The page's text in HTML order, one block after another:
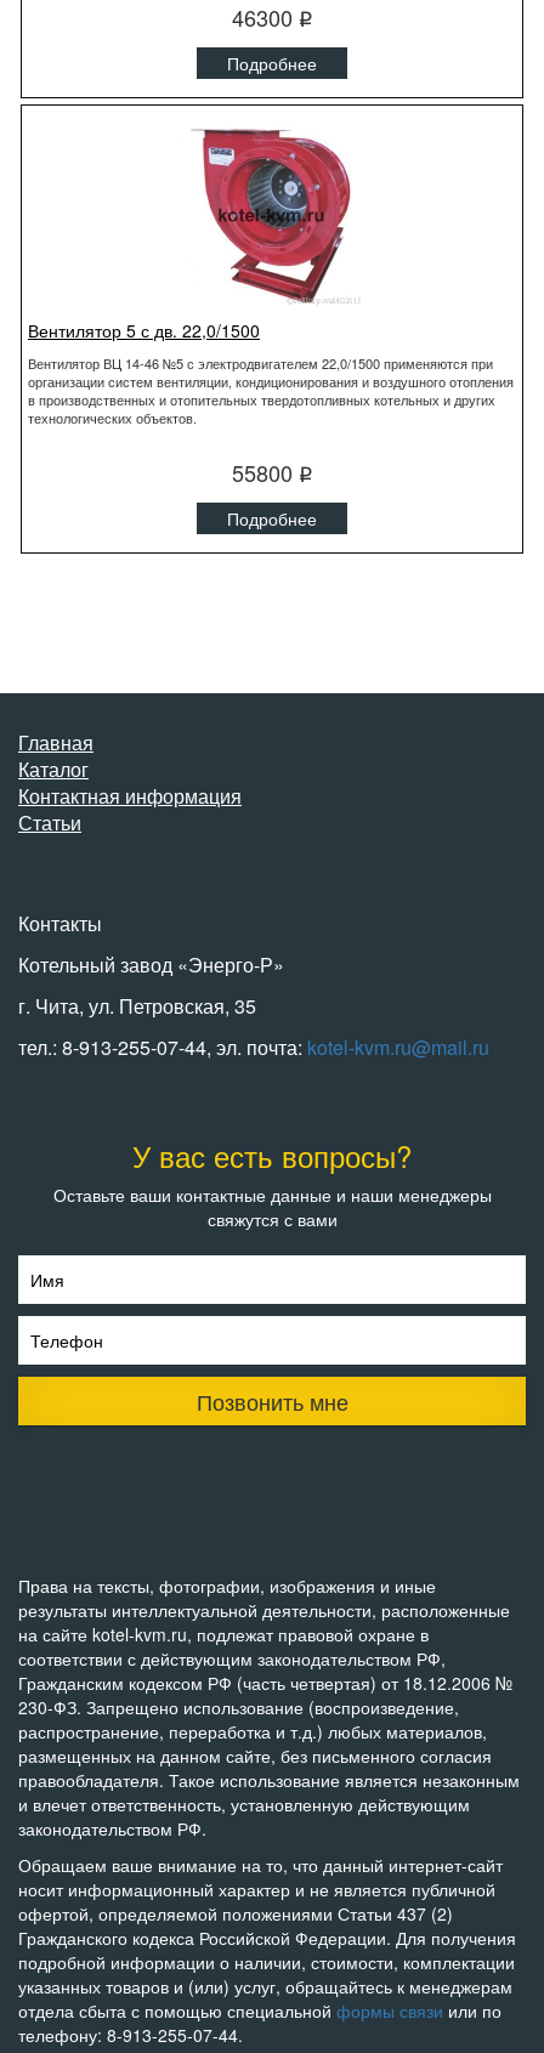
46300 q
Подробнее
Вентилятор 5 с дв. 22,0/1500
Вентилятор ВЦ 14-46 №5 с электродвигателем 22,0/1500 применяются при
организации систем вентиляции, кондиционирования и воздушного отопления
в производственных и отопительных твердотопливных котельных и других
технологических объектов.
55800 q
Подробнее
Главная
Каталог
Контактная информация
Статьи
Контакты
Котельный завод «Энерго-Р»
г. Чита, ул. Петровская, 35
тел.: 8-913-255-07-44, эл. почта: kotel-kvm.ru@mail.ru
У вас есть вопросы?
Оставьте ваши контактные данные и наши менеджеры
свяжутся с вами
Имя
Телефон
Позвонить мне
Права на тексты, фотографии, изображения и иные
результаты интеллектуальной деятельности, расположенные
на сайте kotel-kvm.ru, подлежат правовой охране в
соответствии с действующим законодательством РФ,
Гражданским кодексом РФ (часть четвертая) от 18.12.2006 №
230-ФЗ. Запрещено использование (воспроизведение,
распространение, переработка и т.д.) любых материалов,
размещенных на данном сайте, без письменного согласия
правообладателя. Такое использование является незаконным
и влечет ответственность, установленную действующим
законодательством РФ.
Обращаем ваше внимание на то, что данный интернет-сайт
носит информационный характер и не является публичной
офертой, определяемой положениями Статьи 437 (2)
Гражданского кодекса Российской Федерации. Для получения
подробной информации о наличии, стоимости, комплектации
указанных товаров и (или) услуг, обращайтесь к менеджерам
отдела сбыта с помощью специальной формы связи или по
телефону: 8-913-255-07-44.